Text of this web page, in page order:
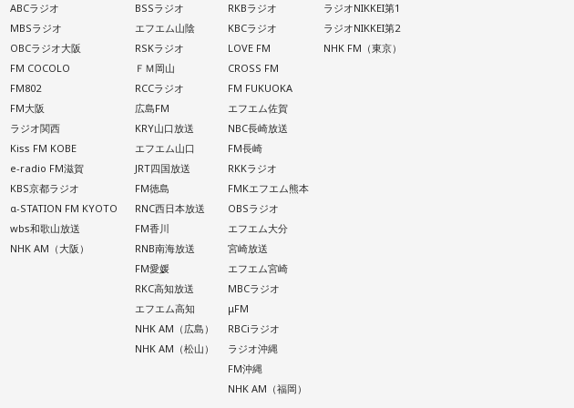
ABCラジオ
MBSラジオ
OBCラジオ大阪
FM COCOLO
FM802
FM大阪
ラジオ関西
Kiss FM KOBE
e-radio FM滋賀
KBS京都ラジオ
α-STATION FM KYOTO
wbs和歌山放送
NHK AM（大阪）
BSSラジオ
エフエム山陰
RSKラジオ
ＦＭ岡山
RCCラジオ
広島FM
KRY山口放送
エフエム山口
JRT四国放送
FM徳島
RNC西日本放送
FM香川
RNB南海放送
FM愛媛
RKC高知放送
エフエム高知
NHK AM（広島）
NHK AM（松山）
RKBラジオ
KBCラジオ
LOVE FM
CROSS FM
FM FUKUOKA
エフエム佐賀
NBC長崎放送
FM長崎
RKKラジオ
FMKエフエム熊本
OBSラジオ
エフエム大分
宮崎放送
エフエム宮崎
MBCラジオ
μFM
RBCiラジオ
ラジオ沖縄
FM沖縄
NHK AM（福岡）
ラジオNIKKEI第1
ラジオNIKKEI第2
NHK FM（東京）